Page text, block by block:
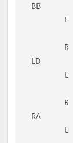
BB
L
LD
R
L
RA
R
L